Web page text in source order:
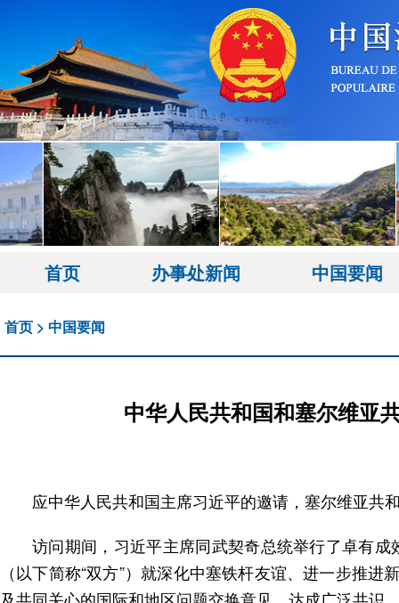
首页 办事处新闻 中国要闻
首页 > 中国要闻
中华人民共和国和塞尔维亚
应中华人民共和国主席习近平的邀请，塞尔维亚共
访问期间，习近平主席同武契奇总统举行了卓有
（以下简称“双方”）就深化中塞铁杆友谊、进一步推